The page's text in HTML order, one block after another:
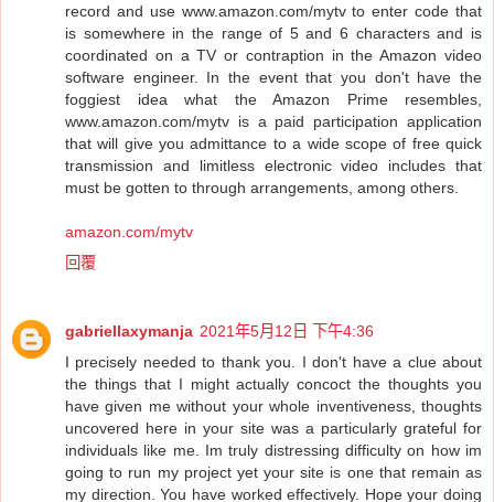
record and use www.amazon.com/mytv to enter code that
is somewhere in the range of 5 and 6 characters and is
coordinated on a TV or contraption in the Amazon video
software engineer. In the event that you don't have the
foggiest idea what the Amazon Prime resembles,
www.amazon.com/mytv is a paid participation application
that will give you admittance to a wide scope of free quick
transmission and limitless electronic video includes that
must be gotten to through arrangements, among others.
amazon.com/mytv
回覆
gabriellaxymanja 2021年5月12日 下午4:36
I precisely needed to thank you. I don't have a clue about
the things that I might actually concoct the thoughts you
have given me without your whole inventiveness, thoughts
uncovered here in your site was a particularly grateful for
individuals like me. Im truly distressing difficulty on how im
going to run my project yet your site is one that remain as
my direction. You have worked effectively. Hope your doing